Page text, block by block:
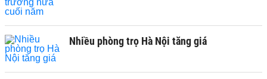
Nhiều phòng trọ Hà Nội tăng giá